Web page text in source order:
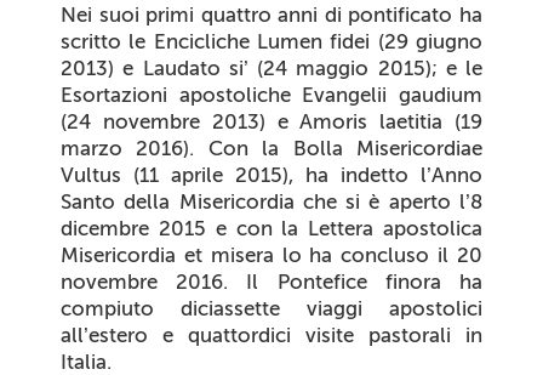
Nei suoi primi quattro anni di pontificato ha
scritto le Encicliche Lumen fidei (29 giugno
2013) e Laudato si’ (24 maggio 2015); e le
Esortazioni apostoliche Evangelii gaudium
(24 novembre 2013) eAmoris laetitia (19
marzo 2016). Con la Bolla Misericordiae
Vultus (11 aprile 2015), ha indetto l’Anno
Santo della Misericordia che si è aperto l’8
dicembre 2015 e con la Lettera apostolica
Misericordia et misera lo ha concluso il 20
novembre 2016. Il Pontefice finora ha
compiuto diciassette viaggi apostolici
all’estero e quattordici visite pastorali in
Italia.